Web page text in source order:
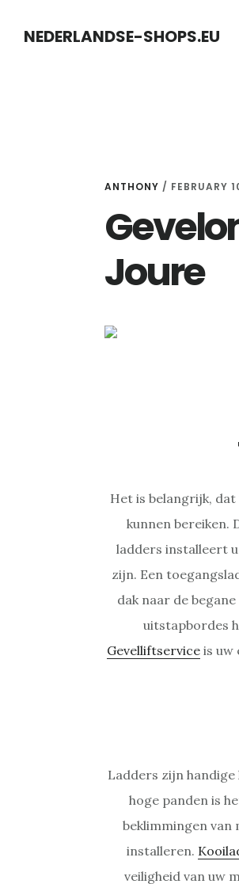
NEDERLANDSE-SHOPS.EU
ANTHONY / FEBRUARY
Joure
Het is belangrijk,
kunnen bereiken.
ladders installeert
zijn. Een
dak naar de
uitstapbordes
Gevelliftserviceis uw
Ladders zijn handige
hoge panden is
beklimmingen van
installeren.
veiligheid van uw